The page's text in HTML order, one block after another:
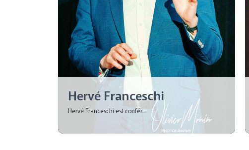
Hervé Franceschi
Hervé Franceschi est confér...